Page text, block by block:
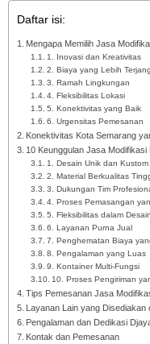
Daftar isi:
Mengapa Memilih Jasa
1. Inovasi dan Kreativitas
2. Biaya yang Lebih
3. Ramah Lingkungan
4. Fleksibilitas Lokasi
5. Konektivitas yang Baik
6. Urgensitas Pemesanan
Konektivitas Kota Semarang
10 Keunggulan Jasa
1. Desain Unik dan Kustom
2. Material Berkualitas
3. Dukungan Tim
4. Proses Pemasangan
5. Fleksibilitas dalam
6. Layanan Purna Jual
7. Penghematan Biaya
8. Pengalaman yang Luas
9. Kontainer Multi-Fungsi
10. Proses Pengiriman
Tips Pemesanan Jasa
Layanan Lain yang Disediakan
Pengalaman dan Dedikasi
Kontak dan Pemesanan